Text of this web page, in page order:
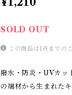
SOLD OUT
この商品は1点までの
撥水・防炎・UVカッ
の端材から生まれたキ